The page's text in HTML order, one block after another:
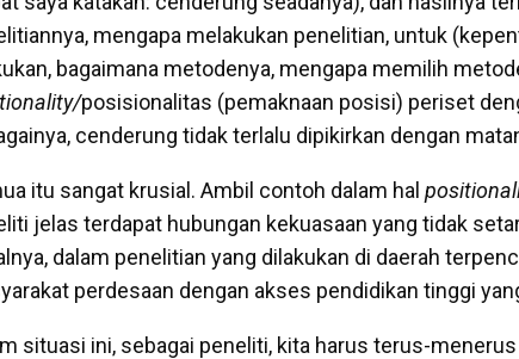
mengapa melakukan penelitian, untuk
bagaimana metodenya, mengapa memilih
posisionalitas (pemaknaan posisi) periset
cenderung tidak terlalu dipikirkan dengan
itu sangat krusial. Ambil contoh dalam hal
jelas terdapat hubungan kekuasaan yang tidak
dalam penelitian yang dilakukan di daerah
perdesaan dengan akses pendidikan tinggi
situasi ini, sebagai peneliti, kita harus terus-